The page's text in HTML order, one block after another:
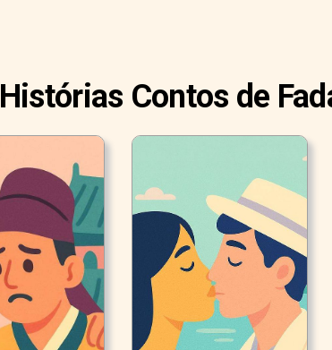
Histórias Contos de